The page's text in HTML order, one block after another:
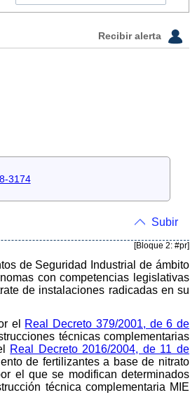
Recibir alerta
3174
Subir
[Bloque 2: #pr]
de Seguridad Industrial de ámbito
con competencias legislativas
de instalaciones radicadas en su
el Real Decreto 379/2001, de 6 de
técnicas complementarias
Real Decreto 2016/2004, de 11 de
de fertilizantes a base de nitrato
el que se modifican determinados
técnica complementaria MIE